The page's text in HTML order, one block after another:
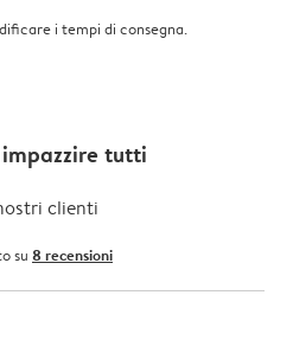
i tempi di consegna.
tutti
clienti
su 8 recensioni